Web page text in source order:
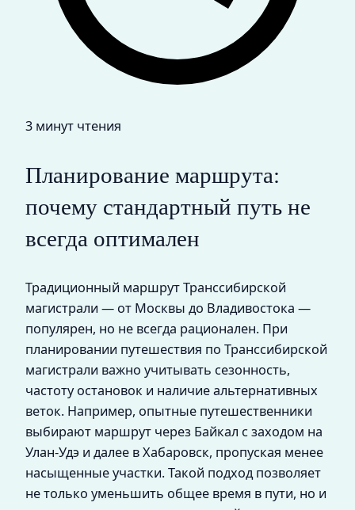
3 минут чтения
Планирование маршрута:
почему стандартный путь не
всегда оптимален
Традиционный маршрут Транссибирской
магистрали — от Москвы до Владивостока —
популярен, но не всегда рационален. При
планировании путешествия по Транссибирской
магистрали важно учитывать сезонность,
частоту остановок и наличие альтернативных
веток. Например, опытные путешественники
выбирают маршрут через Байкал с заходом на
Улан-Удэ и далее в Хабаровск, пропуская менее
насыщенные участки. Такой подход позволяет
не только уменьшить общее время в пути, но и